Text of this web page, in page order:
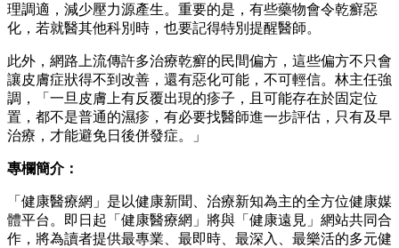
理調適，減少壓力源產生。重要的是，有些藥物會令乾癬惡
化，若就醫其他科別時，也要記得特別提醒醫師。
此外，網路上流傳許多治療乾癬的民間偏方，這些偏方不只會
讓皮膚症狀得不到改善，還有惡化可能，不可輕信。林主任強
調，「一旦皮膚上有反覆出現的疹子，且可能存在於固定位
置，都不是普通的濕疹，有必要找醫師進一步評估，只有及早
治療，才能避免日後併發症。」
專欄簡介：
「健康醫療網」是以健康新聞、治療新知為主的全方位健康媒
體平台。即日起「健康醫療網」將與「健康遠見」網站共同合
作，將為讀者提供最專業、最即時、最深入、最樂活的多元健